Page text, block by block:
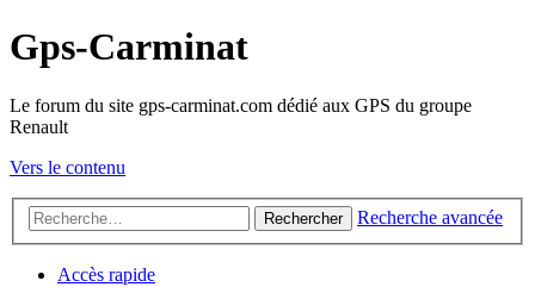
Gps-Carminat
Le forum du site gps-carminat.com dédié aux GPS du groupe
Renault
Vers le contenu
Rechercher Recherche avancée
Accès rapide